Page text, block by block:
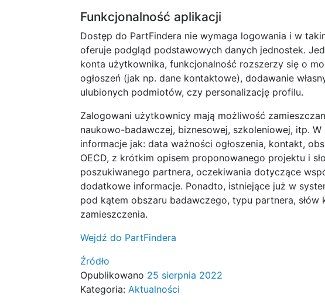
Funkcjonalność aplikacji
Dostęp do PartFindera nie wymaga logowania i w
oferuje podgląd podstawowych danych jednostek.
konta użytkownika, funkcjonalność rozszerzy się o
ogłoszeń (jak np. dane kontaktowe), dodawanie
ulubionych podmiotów, czy personalizację profilu.
Zalogowani użytkownicy mają możliwość
naukowo-badawczej, biznesowej, szkoleniowej, itp.
informacje jak: data ważności ogłoszenia, kontakt,
OECD, z krótkim opisem proponowanego projektu i
poszukiwanego partnera, oczekiwania dotyczące
dodatkowe informacje. Ponadto, istniejące już w
pod kątem obszaru badawczego, typu partnera, słów
zamieszczenia.
Wejdź do PartFindera
Źródło
Opublikowano 25 sierpnia 2022
Kategoria: Aktualności